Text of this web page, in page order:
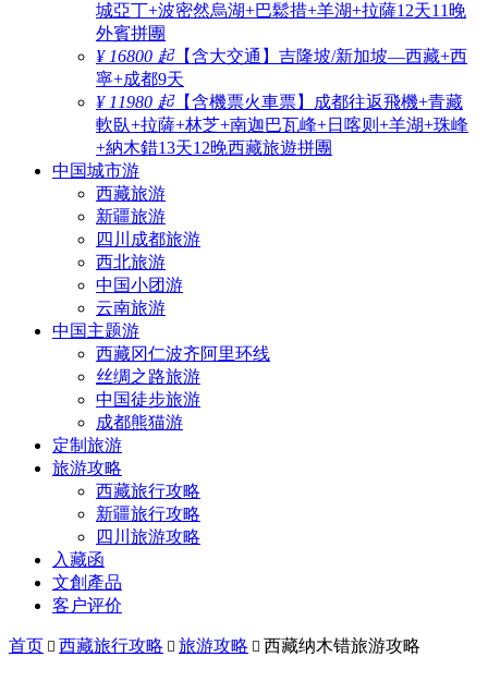
城亞丁+波密然烏湖+巴鬆措+羊湖+拉薩12天11晚
外賓拼團
¥ 16800 起【含大交通】吉隆坡/新加坡—西藏+西
寧+成都9天
¥ 11980 起【含機票火車票】成都往返飛機+青藏
軟臥+拉薩+林芝+南迦巴瓦峰+日喀则+羊湖+珠峰
+納木錯13天12晚西藏旅遊拼團
中国城市游
西藏旅游
新疆旅游
四川成都旅游
西北旅游
中国小团游
云南旅游
中国主题游
西藏冈仁波齐阿里环线
丝绸之路旅游
中国徒步旅游
成都熊猫游
定制旅游
旅游攻略
西藏旅行攻略
新疆旅行攻略
四川旅游攻略
入藏函
文創產品
客户评价
首页  西藏旅行攻略  旅游攻略  西藏纳木错旅游攻略